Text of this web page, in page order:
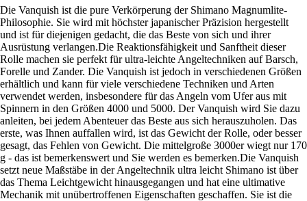
Die Vanquish ist die pure Verkörperung der Shimano Magnumlite-
Philosophie. Sie wird mit höchster japanischer Präzision hergestellt
und ist für diejenigen gedacht, die das Beste von sich und ihrer
Ausrüstung verlangen.Die Reaktionsfähigkeit und Sanftheit dieser
Rolle machen sie perfekt für ultra-leichte Angeltechniken auf Barsch,
Forelle und Zander. Die Vanquish ist jedoch in verschiedenen Größen
erhältlich und kann für viele verschiedene Techniken und Arten
verwendet werden, insbesondere für das Angeln vom Ufer aus mit
Spinnern in den Größen 4000 und 5000. Der Vanquish wird Sie dazu
anleiten, bei jedem Abenteuer das Beste aus sich herauszuholen. Das
erste, was Ihnen auffallen wird, ist das Gewicht der Rolle, oder besser
gesagt, das Fehlen von Gewicht. Die mittelgroße 3000er wiegt nur 170
g - das ist bemerkenswert und Sie werden es bemerken.Die Vanquish
setzt neue Maßstäbe in der Angeltechnik ultra leicht Shimano ist über
das Thema Leichtgewicht hinausgegangen und hat eine ultimative
Mechanik mit unübertroffenen Eigenschaften geschaffen. Sie ist die